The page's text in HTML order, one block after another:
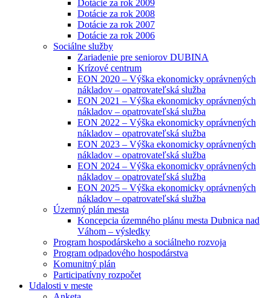
Dotácie za rok 2009
Dotácie za rok 2008
Dotácie za rok 2007
Dotácie za rok 2006
Sociálne služby
Zariadenie pre seniorov DUBINA
Krízové centrum
EON 2020 – Výška ekonomicky oprávnených
nákladov – opatrovateľská služba
EON 2021 – Výška ekonomicky oprávnených
nákladov – opatrovateľská služba
EON 2022 – Výška ekonomicky oprávnených
nákladov – opatrovateľská služba
EON 2023 – Výška ekonomicky oprávnených
nákladov – opatrovateľská služba
EON 2024 – Výška ekonomicky oprávnených
nákladov – opatrovateľská služba
EON 2025 – Výška ekonomicky oprávnených
nákladov – opatrovateľská služba
Územný plán mesta
Koncepcia územného plánu mesta Dubnica nad
Váhom – výsledky
Program hospodárskeho a sociálneho rozvoja
Program odpadového hospodárstva
Komunitný plán
Participatívny rozpočet
Udalosti v meste